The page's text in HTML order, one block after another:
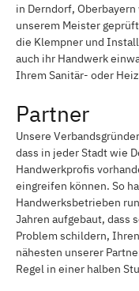
in Derndorf,
unserem Meister
die Klempner und
auch ihr Handwerk
Ihrem Sanitär- oder
Partner
Unsere
dass in jeder Stadt wie
Handwerkprofis
eingreifen können. So
Handwerksbetrieben
Jahren aufgebaut, dass
Problem schildern,
nähesten unserer
Regel in einer halben